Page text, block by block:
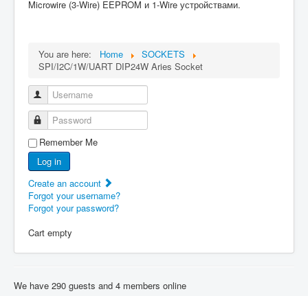
Microwire (3-Wire) EEPROM и 1-Wire устройствами.
You are here: Home
SOCKETS
SPI/I2C/1W/UART DIP24W Aries Socket
Username
Password
Remember Me
Log in
Create an account
Forgot your username?
Forgot your password?
Cart empty
We have 290 guests and 4 members online